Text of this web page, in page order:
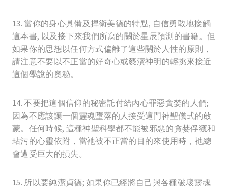
13. 當你的身心具備及捍衛美德的特點, 自信勇敢地接觸
這本書, 以及接下來我們所寫的關於星辰預測的書籍。但
如果你的思想以任何方式偏離了這些關於人性的原則，
請注意不要以不正當的好奇心或褻瀆神明的輕挑來接近
這個學說的奧秘。
14. 不要把這個信仰的秘密託付給內心罪惡貪婪的人們;
因為不應該讓一個靈魂墮落的人接受這門神聖儀式的啟
蒙。任何時候, 這種神聖科學都不能被邪惡的貪婪俘獲和
玷污的心靈依附，當衪被不正當的目的來使用時，衪總
會遭受巨大的損失。
15. 所以要純潔貞德; 如果你已經將自己與各種破壞靈魂